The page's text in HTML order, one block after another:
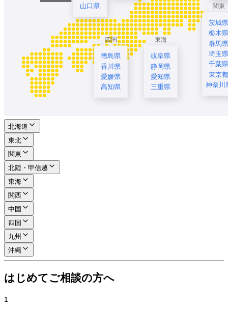
関東
茨城
栃木
群馬
埼玉
千葉
東京
神奈川
東海
岐阜県
静岡県
愛知県
三重県
山口県
四国
徳島県
香川県
愛媛県
高知県
北海道
東北
関東
北陸・甲信越
東海
関西
中国
四国
九州
沖縄
はじめてご相談の方へ
1